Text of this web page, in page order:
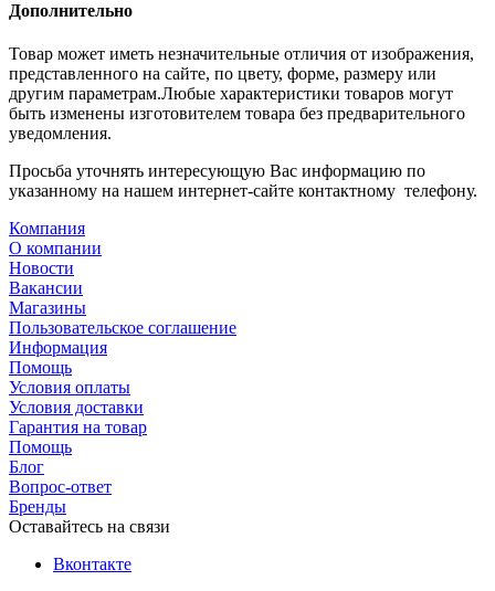
Дополнительно
Товар может иметь незначительные отличия от изображения,
представленного на сайте, по цвету, форме, размеру или
другим параметрам.Любые характеристики товаров могут
быть изменены изготовителем товара без предварительного
уведомления.
Просьба уточнять интересующую Вас информацию по
указанному на нашем интернет-сайте контактному телефону.
Компания
О компании
Новости
Вакансии
Магазины
Пользовательское соглашение
Информация
Помощь
Условия оплаты
Условия доставки
Гарантия на товар
Помощь
Блог
Вопрос-ответ
Бренды
Оставайтесь на связи
Вконтакте